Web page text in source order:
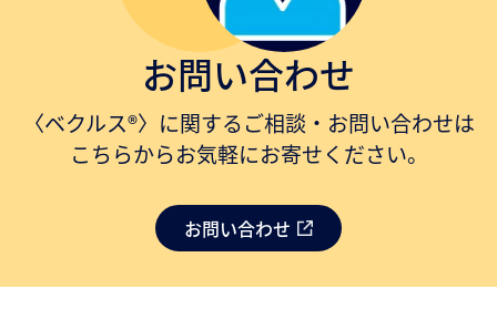
お問い合わせ
〈ベクルス®〉に関するご相談・お問い合わせは
こちらからお気軽にお寄せください。
お問い合わせ